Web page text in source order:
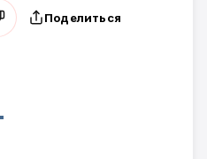
Поделиться